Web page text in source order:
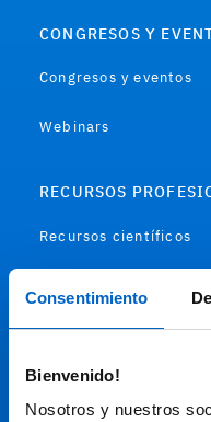
Consentimiento
Bienvenido!
Nosotros y nuestros
CONGRESOS Y
Congresos y eventos
Webinars
RECURSOS
Recursos científicos
Audiovisual
Espacio de